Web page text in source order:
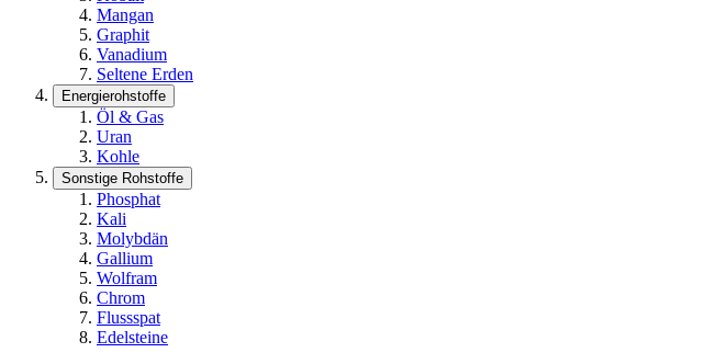
Mangan
Graphit
Vanadium
Seltene Erden
Energierohstoffe
Öl & Gas
Uran
Kohle
Sonstige Rohstoffe
Phosphat
Kali
Molybdän
Gallium
Wolfram
Chrom
Flussspat
Edelsteine